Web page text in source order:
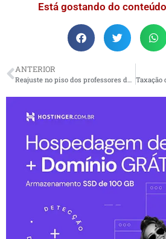
Está gostando do
ANTERIOR
Reajuste no piso dos professores deve elevar base salarial para R$ 4.420,36 em 2023